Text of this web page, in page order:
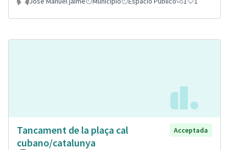
Tancament de la plaça cal
cubano/catalunya
Acceptada